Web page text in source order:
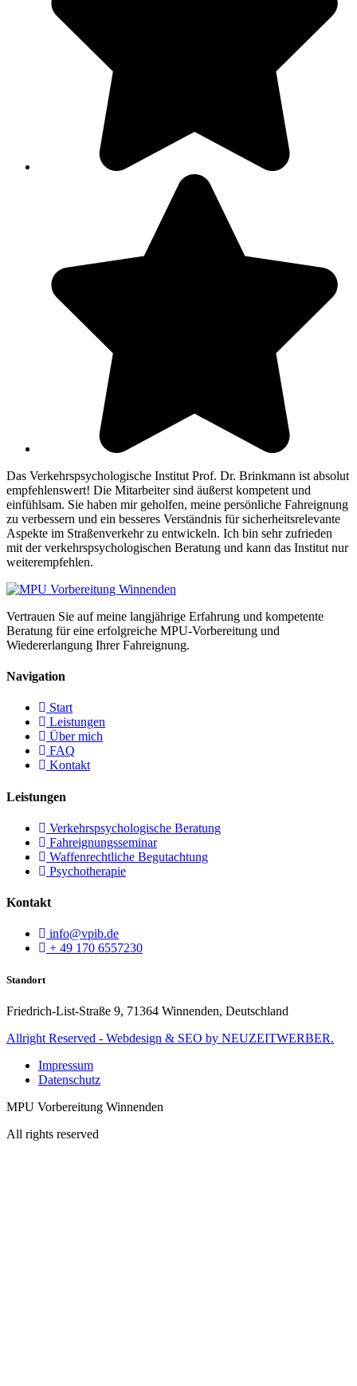
Das Verkehrspsychologische Institut Prof. Dr. Brinkmann ist absolut
empfehlenswert! Die Mitarbeiter sind äußerst kompetent und
einfühlsam. Sie haben mir geholfen, meine persönliche Fahreignung
zu verbessern und ein besseres Verständnis für sicherheitsrelevante
Aspekte im Straßenverkehr zu entwickeln. Ich bin sehr zufrieden
mit der verkehrspsychologischen Beratung und kann das Institut nur
weiterempfehlen.
Vertrauen Sie auf meine langjährige Erfahrung und kompetente
Beratung für eine erfolgreiche MPU-Vorbereitung und
Wiedererlangung Ihrer Fahreignung.
Navigation
Start
Leistungen
Über mich
FAQ
Kontakt
Leistungen
Verkehrspsychologische Beratung
Fahreignungsseminar
Waffenrechtliche Begutachtung
Psychotherapie
Kontakt
info@vpib.de
+ 49 170 6557230
Standort
Friedrich-List-Straße 9, 71364 Winnenden, Deutschland
Allright Reserved - Webdesign & SEO by NEUZEITWERBER.
Impressum
Datenschutz
MPU Vorbereitung Winnenden
All rights reserved